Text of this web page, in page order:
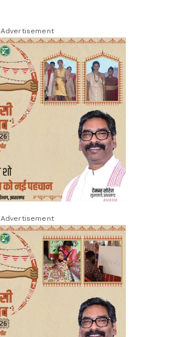
Advertisement
Advertisement